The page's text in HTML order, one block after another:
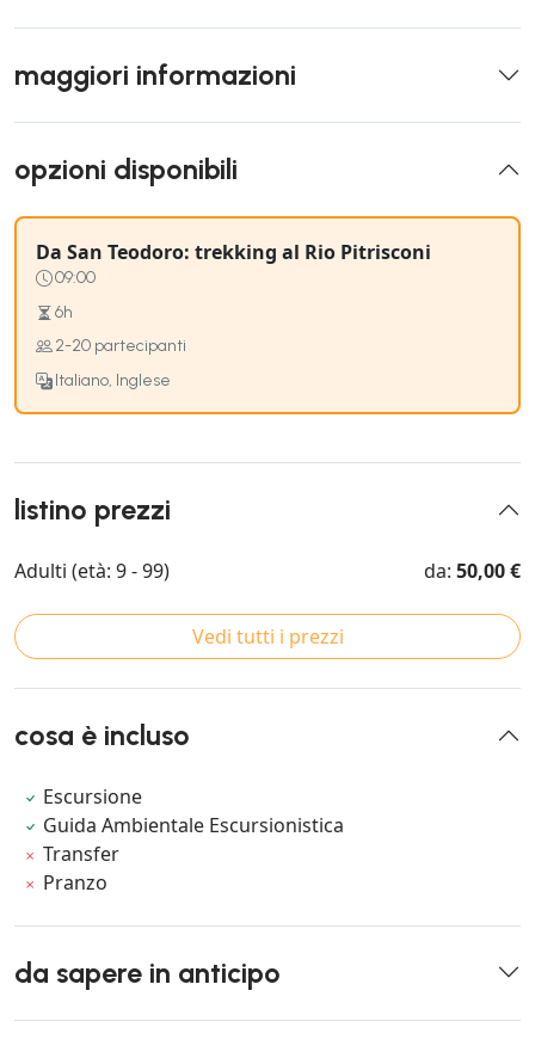
maggiori informazioni
opzioni disponibili
Da San Teodoro: trekking al Rio Pitrisconi
09:00
6h
2-20 partecipanti
Italiano, Inglese
listino prezzi
Adulti (età: 9 - 99) da: 50,00 €
Vedi tutti i prezzi
cosa è incluso
Escursione
Guida Ambientale Escursionistica
Transfer
Pranzo
da sapere in anticipo